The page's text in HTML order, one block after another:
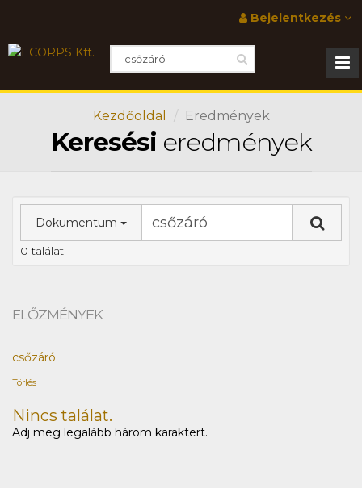
Bejelentkezés
Kezdőoldal Eredmények
Keresési eredmények
Dokumentum
0 találat
ELŐZMÉNYEK
csőzáró
Törlés
Nincs találat.
Adj meg legalább három karaktert.